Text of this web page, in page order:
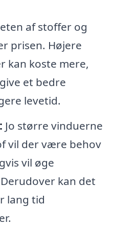
af stoffer og
prisen. Højere
kan koste mere,
et bedre
levetid.
Jo større vinduerne
vil der være behov
vil øge
kan det
lang tid